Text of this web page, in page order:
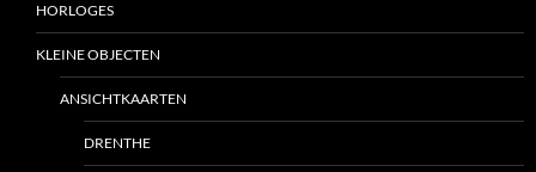
HORLOGES
KLEINE OBJECTEN
ANSICHTKAARTEN
DRENTHE